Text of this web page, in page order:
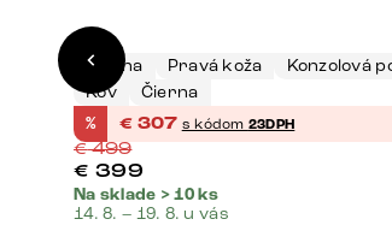
Čierna Pravá koža
Konzolová
Kov
Čierna
% € 307 s kódom 23DPH
€499
€ 399
Na sklade > 10 ks
14. 8. – 19. 8. u vás